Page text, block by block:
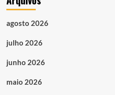
agosto 2026
julho 2026
junho 2026
maio 2026